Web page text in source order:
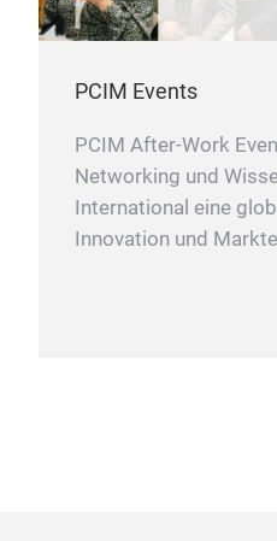
PCIM Events
PCIM After-Work
Networking und
International eine
Innovation und